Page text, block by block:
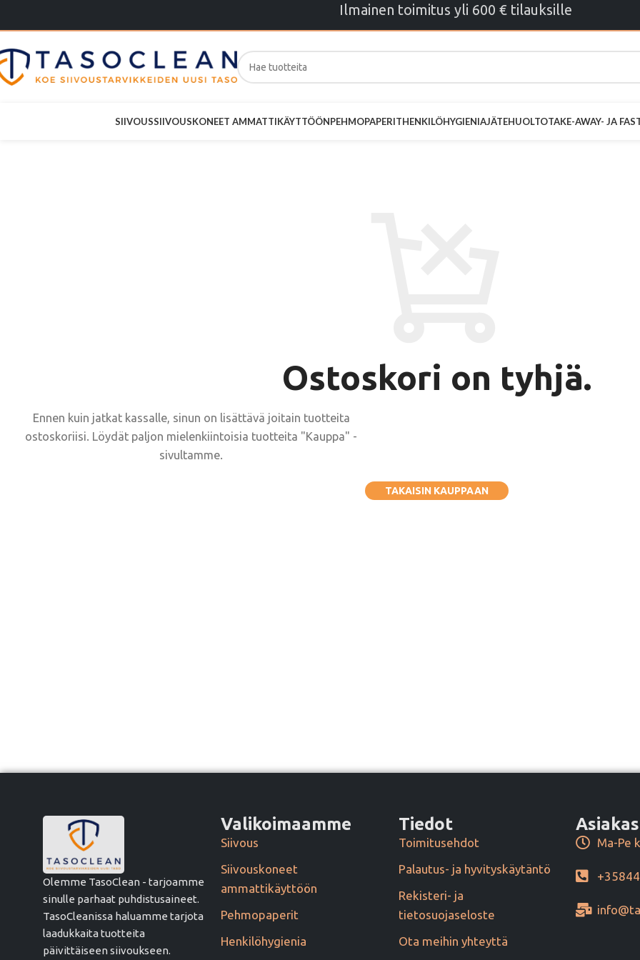
Ilmainen toimitus yli 600 € tilauksille
SIIVOUSSIIVOUSKONEET AMMATTIKÄYTTÖÖNPEHMOPAPERITHENKILÖHYGIENIAJÄTEHUOLTOTAKE-AWAY- JA
Ostoskori on tyhjä.
Ennen kuin jatkat kassalle, sinun on lisättävä joitain tuotteita
ostoskoriisi. Löydät paljon mielenkiintoisia tuotteita "Kauppa" -
sivultamme.
TAKAISIN KAUPPAAN
Olemme TasoClean - tarjoamme
sinulle parhaat puhdistusaineet.
TasoCleanissa haluamme tarjota
laadukkaita tuotteita
päivittäiseen siivoukseen.
Valikoimaamme
Siivous
Siivouskoneet
ammattikäyttöön
Pehmopaperit
Henkilöhygienia
Tiedot
Toimitusehdot
Palautus- ja hyvityskäytäntö
Rekisteri- ja
tietosuojaseloste
Ota meihin yhteyttä
Ma-Pe